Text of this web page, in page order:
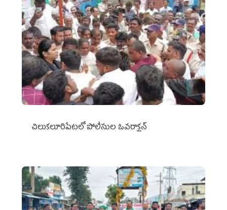
చిలుక‌లూరిపేట‌లో పోలీసుల ఓవ‌రాక్ష‌న్‌